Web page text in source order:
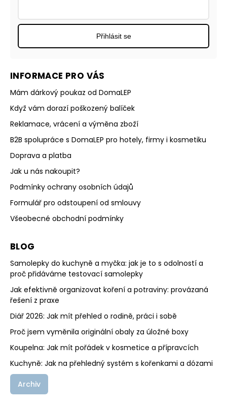
INFORMACE PRO VÁS
Mám dárkový poukaz od DomaLEP
Když vám dorazí poškozený balíček
Reklamace, vrácení a výměna zboží
B2B spolupráce s DomaLEP pro hotely, firmy i kosmetiku
Doprava a platba
Jak u nás nakoupit?
Podmínky ochrany osobních údajů
Formulář pro odstoupení od smlouvy
Všeobecné obchodní podmínky
BLOG
Samolepky do kuchyně a myčka: jak je to s odolností a
proč přidáváme testovací samolepky
Jak efektivně organizovat koření a potraviny: provázaná
řešení z praxe
Diář 2026: Jak mít přehled o rodině, práci i sobě
Proč jsem vyměnila originální obaly za úložné boxy
Koupelna: Jak mít pořádek v kosmetice a přípravcích
Kuchyně: Jak na přehledný systém s kořenkami a dózami
Archiv
Přihlásit se